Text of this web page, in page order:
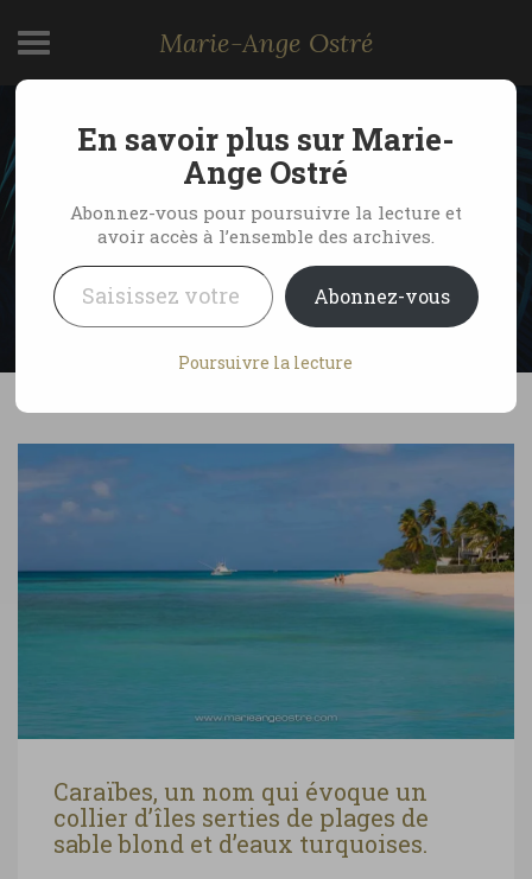
Marie-Ange Ostré
Découvrez la Barbade en
famille
by Marie-Ange Ostré
1 octobre 2020
No Comments
Caraïbes, un nom qui évoque un
collier d’îles serties de plages de
sable blond et d’eaux turquoises.
En savoir plus sur Marie-
Ange Ostré
Abonnez-vous pour poursuivre la lecture et
avoir accès à l’ensemble des archives.
Saisissez votre adresse e-mail…
Abonnez-vous
Poursuivre la lecture